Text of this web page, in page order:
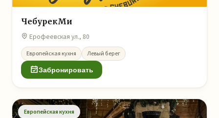
ЧебурекМи
Ерофеевская ул., 80
Европейская кухня Левый берег
Забронировать
Европейская кухня